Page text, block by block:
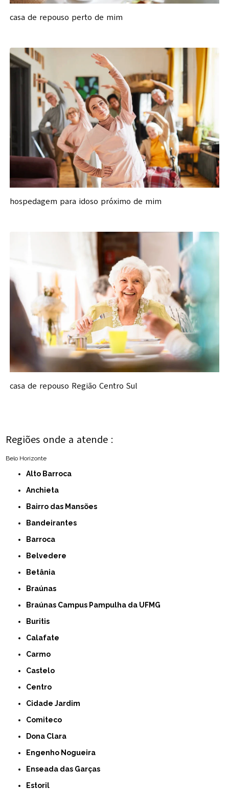
casa de repouso perto de mim
hospedagem para idoso próximo de mim
casa de repouso Região Centro Sul
Regiões onde a atende :
Belo Horizonte
Alto Barroca
Anchieta
Bairro das Mansões
Bandeirantes
Barroca
Belvedere
Betânia
Braúnas
Braúnas Campus Pampulha da UFMG
Buritis
Calafate
Carmo
Castelo
Centro
Cidade Jardim
Comiteco
Dona Clara
Engenho Nogueira
Enseada das Garças
Estoril